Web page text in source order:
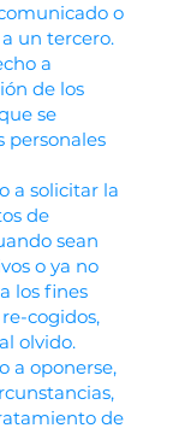
o
un tercero.
a
de los
se
personales
a solicitar la
de
sean
o ya no
los fines
cogidos,
olvido.
a oponerse,
de